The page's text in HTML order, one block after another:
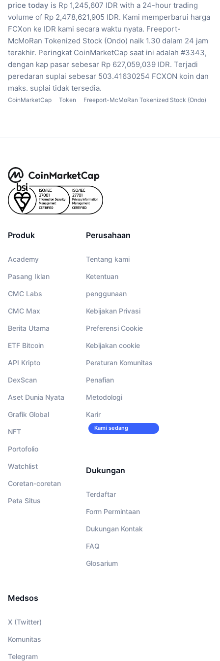
price today is Rp 1,245,607 IDR with a 24-hour trading
volume of Rp 2,478,621,905 IDR. Kami memperbarui harga
FCXon ke IDR kami secara waktu nyata. Freeport-
McMoRan Tokenized Stock (Ondo) naik 1.30 dalam 24 jam
terakhir. Peringkat CoinMarketCap saat ini adalah #3343,
dengan kap pasar sebesar Rp 627,059,039 IDR. Terjadi
peredaran suplai sebesar 503.41630254 FCXON koin dan
maks. suplai tidak tersedia.
CoinMarketCap Token Freeport-McMoRan Tokenized Stock (Ondo)
Produk
Academy
Pasang Iklan
CMC Labs
CMC Max
Berita Utama
ETF Bitcoin
API Kripto
DexScan
Aset Dunia Nyata
Grafik Global
NFT
Portofolio
Watchlist
Coretan-coretan
Peta Situs
Perusahaan
Tentang kami
Ketentuan
penggunaan
Kebijakan Privasi
Preferensi Cookie
Kebijakan cookie
Peraturan Komunitas
Penafian
Metodologi
Karir
Kami sedang
Dukungan
Terdaftar
Form Permintaan
Dukungan Kontak
FAQ
Glosarium
Medsos
X (Twitter)
Komunitas
Telegram